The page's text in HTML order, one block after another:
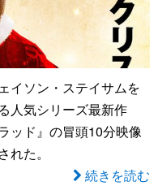
イソン・ステイサムを
人気シリーズ最新作
ッド』の冒頭10分映像
た。
続きを読む